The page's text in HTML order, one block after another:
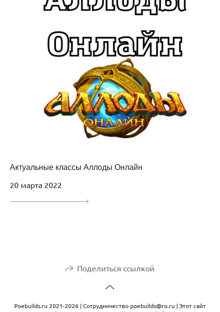
Актуальные классы Аллоды Онлайн
20 марта 2022
Поделиться ссылкой
Рoebuilds.ru 2021-2026 | Сотрудничество poebuilds@ro.ru | Этот сайт